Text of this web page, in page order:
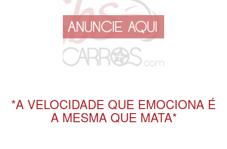
*A VELOCIDADE QUE EMOCIONA É
A MESMA QUE MATA*